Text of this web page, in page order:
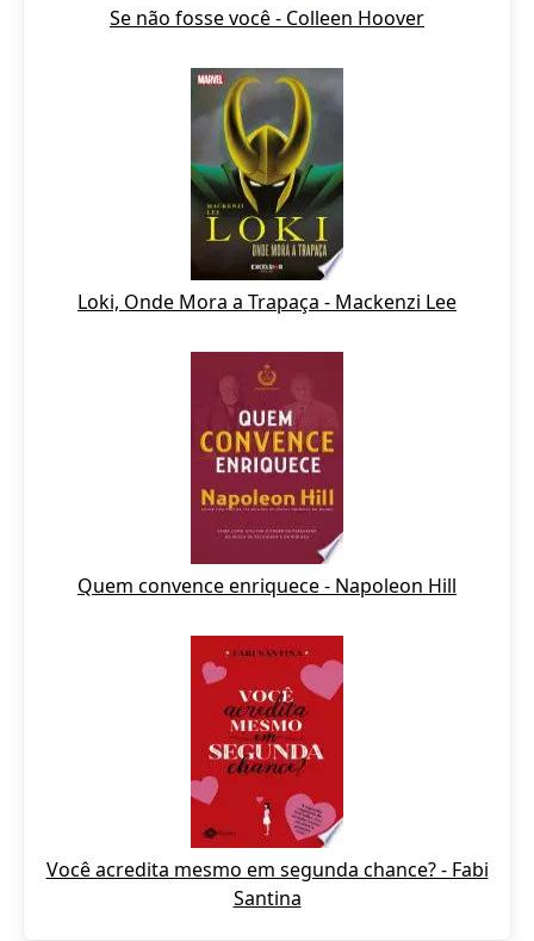
Se não fosse você - Colleen Hoover
Loki, Onde Mora a Trapaça - Mackenzi Lee
Quem convence enriquece - Napoleon Hill
Você acredita mesmo em segunda chance? - Fabi
Santina